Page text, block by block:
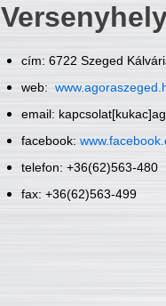
cím: 6722 Szeged
web:
email:
facebook:
telefon: +36(62)563-480
fax: +36(62)563-499